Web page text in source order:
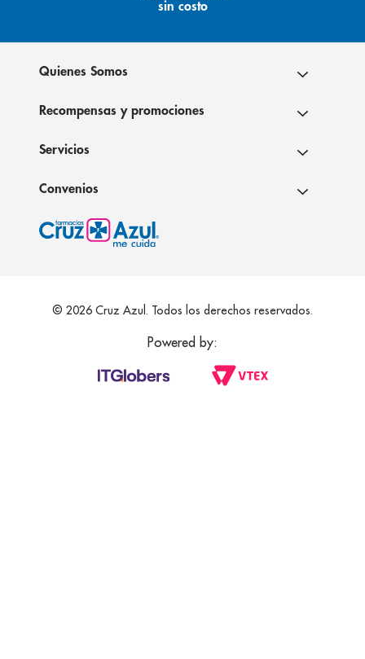
sin costo
Quienes Somos
Recompensas y promociones
Servicios
Convenios
© 2026 Cruz Azul. Todos los derechos reservados.
Powered by: